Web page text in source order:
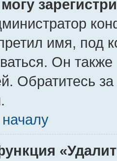
имя, под
Он
Обратитесь